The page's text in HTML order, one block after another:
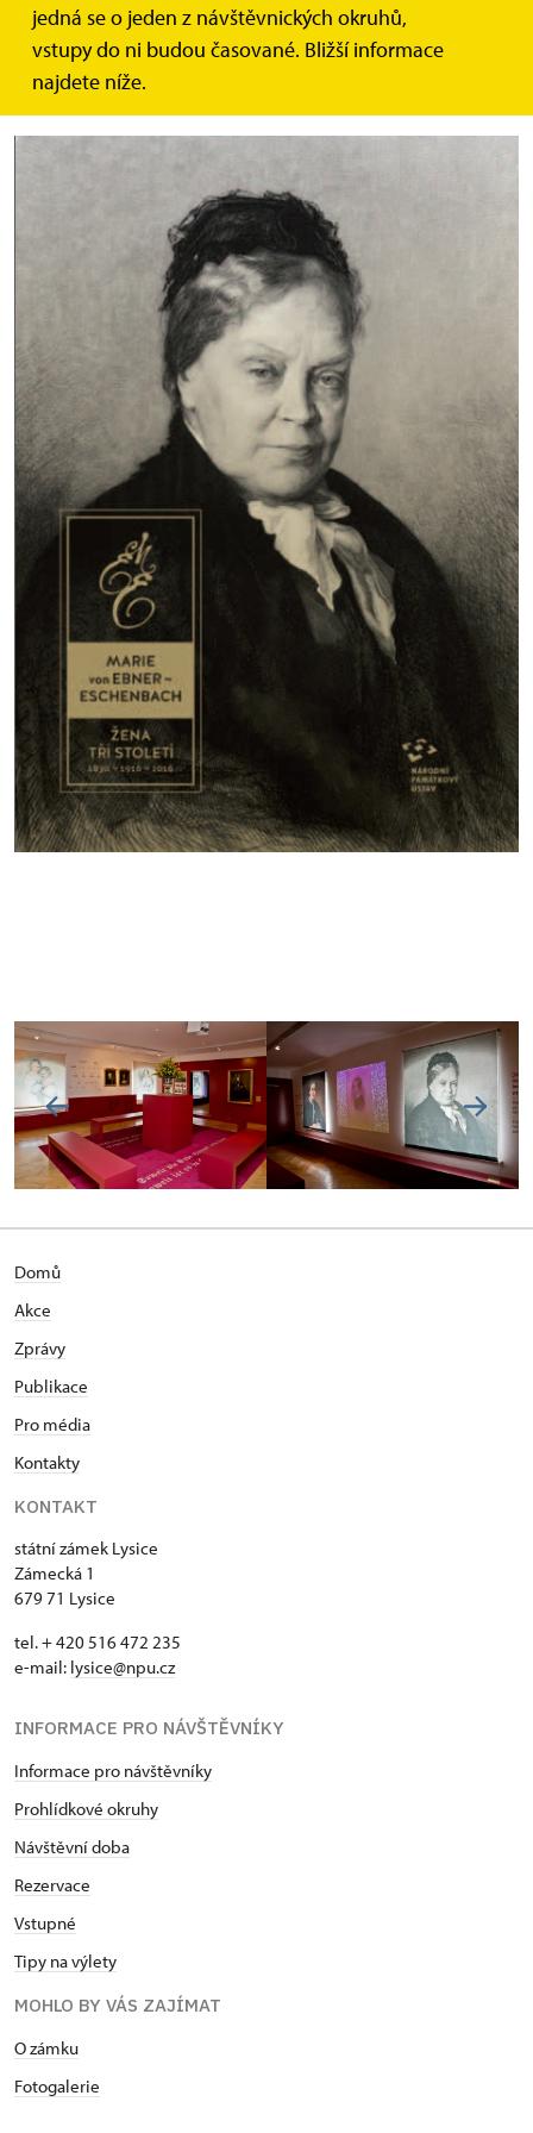
jedná se o jeden z návštěvnických okruhů,
vstupy do ni budou časované. Bližší informace
najdete níže.
Vážení pedagogové, studenti,
zveme Vás na výstavu o podivuhodné ženě, spisovatelce
Marii von Ebner Eschenbachové!
Domů
Akce
Zprávy
Publikace
Pro média
Kontakty
KONTAKT
státní zámek Lysice
Zámecká 1
679 71 Lysice
tel. + 420 516 472 235
e-mail: ​lysice@npu.cz
INFORMACE PRO NÁVŠTĚVNÍKY
Informace pro návštěvníky
Prohlídkové okruhy
Návštěvní doba
Rezervace
Vstupné
Tipy na výlety
MOHLO BY VÁS ZAJÍMAT
O zámku
Fotogalerie